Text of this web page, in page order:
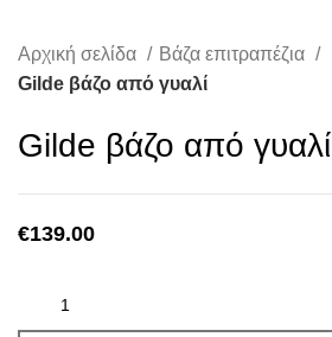
Αρχική σελίδα
Βάζα επιτραπέζια
Gilde βάζο από γυαλί
Gilde βάζο από γυαλί
€139.00